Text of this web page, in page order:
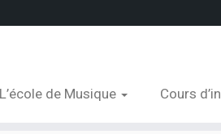
L’école de Musique Cours